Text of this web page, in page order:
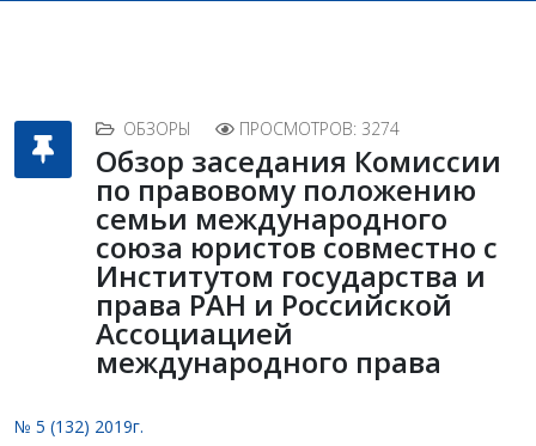
ОБЗОРЫ ПРОСМОТРОВ: 3274
Обзор заседания Комиссии
по правовому положению
семьи международного
союза юристов совместно с
Институтом государства и
права РАН и Российской
Ассоциацией
международного права
№ 5 (132) 2019г.